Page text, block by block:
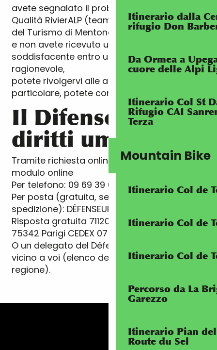
Itinerario dalla
rifugio Don
Da Ormea a
cuore delle Alpi
Itinerario Col St
Rifugio CAI
Terza
Mountain Bike
Itinerario Col de
Itinerario Col de
Itinerario Col de
Percorso da La
Garezzo
Itinerario Pian
Route du Sel
avete segnalato il problema al Servizio
Qualità RivierALP (team qualità dell’Ufficio
del Turismo di Mentone Riviera e Merveilles)
e non avete ricevuto una risposta
soddisfacente entro un periodo di tempo
ragionevole,
potete rivolgervi alle autorità competenti. In
particolare, potete contattare
Il Difensore dei
diritti umani
Tramite richiesta online: compilando il
modulo online
Per telefono: 09 69 39 00 00
Per posta (gratuita, senza spese di
spedizione): DÉFENSEUR DES DROITS
Risposta gratuita 71120
75342 Parigi CEDEX 07
O un delegato del Défenseur des droits
vicino a voi (elenco dei delegati della vostra
regione).